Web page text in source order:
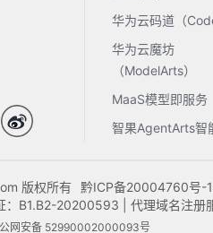
华为云码道（
华为云魔坊
（ModelArts）
MaaS模型即服务
智果AgentArts智
版权所有 黔ICP备20004760号-
：B1.B2-20200593 | 代理域名注册
网安备 52990002000093号